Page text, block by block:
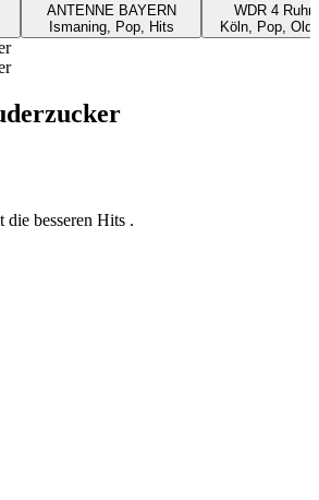
ANTENNE BAYERN
Ismaning, Pop, Hits
WDR 4
Köln, Pop,
die besseren Hits .